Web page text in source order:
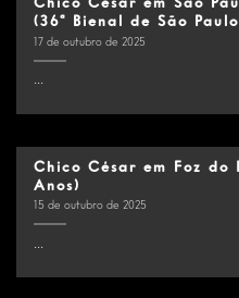
Chico César em São
(36ª Bienal de São
17 de outubro de 2025
...
Chico César em Foz do
Anos)
15 de outubro de 2025